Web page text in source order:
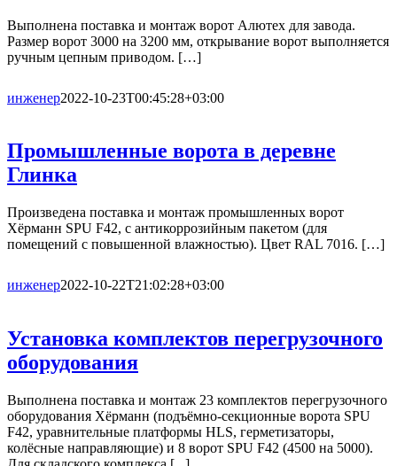
Выполнена поставка и монтаж ворот Алютех для завода.
Размер ворот 3000 на 3200 мм, открывание ворот выполняется
ручным цепным приводом. […]
инженер2022-10-23T00:45:28+03:00
Промышленные ворота в деревне
Глинка
Произведена поставка и монтаж промышленных ворот
Хёрманн SPU F42, с антикоррозийным пакетом (для
помещений с повышенной влажностью). Цвет RAL 7016. […]
инженер2022-10-22T21:02:28+03:00
Установка комплектов перегрузочного
оборудования
Выполнена поставка и монтаж 23 комплектов перегрузочного
оборудования Хёрманн (подъёмно-секционные ворота SPU
F42, уравнительные платформы HLS, герметизаторы,
колёсные направляющие) и 8 ворот SPU F42 (4500 на 5000).